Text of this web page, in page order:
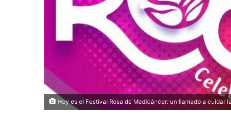
Hoy es el Festival Rosa de Medicáncer: un llamado a cuidar